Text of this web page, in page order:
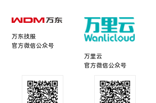
万东技服
官方微信公众号
万里云
官方微信公众号